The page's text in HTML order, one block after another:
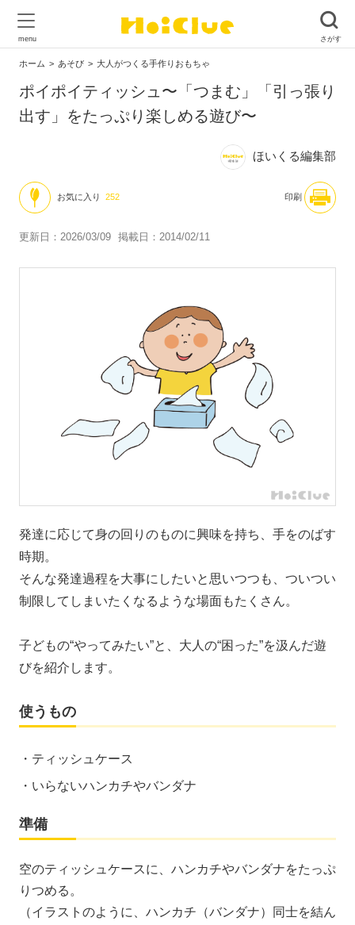
ホーム あそび 大人がつくる手作りおもちゃ
ポイポイティッシュ〜「つまむ」「引っ張り
出す」をたっぷり楽しめる遊び〜
ほいくる編集部
お気に入り 252 印刷
更新日：2026/03/09 掲載日：2014/02/11
発達に応じて身の回りのものに興味を持ち、手をのばす
時期。
そんな発達過程を大事にしたいと思いつつも、ついつい
制限してしまいたくなるような場面もたくさん。
子どもの“やってみたい”と、大人の“困った”を汲んだ遊
びを紹介します。
使うもの
ティッシュケース
いらないハンカチやバンダナ
準備
空のティッシュケースに、ハンカチやバンダナをたっぷ
りつめる。
（イラストのように、ハンカチ（バンダナ）同士を結ん